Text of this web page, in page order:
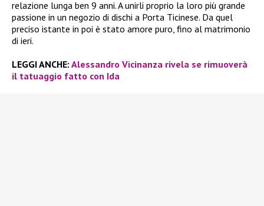
relazione lunga ben 9 anni. A unirli proprio la loro più grande
passione in un negozio di dischi a Porta Ticinese. Da quel
preciso istante in poi è stato amore puro, fino al matrimonio
di ieri.
LEGGI ANCHE: Alessandro Vicinanza rivela se rimuoverà
il tatuaggio fatto con Ida